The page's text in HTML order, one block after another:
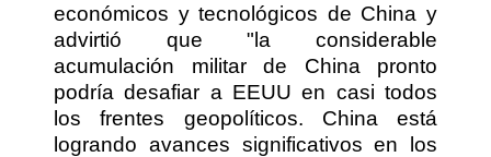
económicos y tecnológicos de China y
advirtió que "la considerable
acumulación militar de China pronto
podría desafiar a EEUU en casi todos
los frentes geopolíticos. China está
logrando avances significativos en los